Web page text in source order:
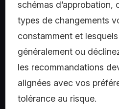
schémas d’approbation,
types de changements
constamment et
généralement ou
les recommandations
alignées avec vos
tolérance au risque.